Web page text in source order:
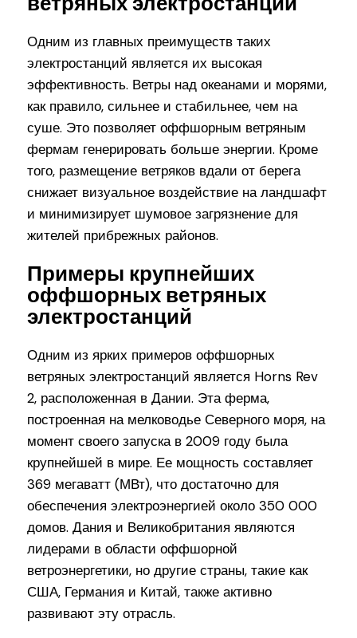
Одним из главных преимуществ таких
электростанций является их высокая
эффективность. Ветры над океанами и морями,
как правило, сильнее и стабильнее, чем на
суше. Это позволяет оффшорным ветряным
фермам генерировать больше энергии. Кроме
того, размещение ветряков вдали от берега
снижает визуальное воздействие на ландшафт
и минимизирует шумовое загрязнение для
жителей прибрежных районов.
Примеры крупнейших
оффшорных ветряных
электростанций
Одним из ярких примеров оффшорных
ветряных электростанций является Horns Rev
2, расположенная в Дании. Эта ферма,
построенная на мелководье Северного моря, на
момент своего запуска в 2009 году была
крупнейшей в мире. Ее мощность составляет
369 мегаватт (МВт), что достаточно для
обеспечения электроэнергией около 350 000
домов. Дания и Великобритания являются
лидерами в области оффшорной
ветроэнергетики, но другие страны, такие как
США, Германия и Китай, также активно
развивают эту отрасль.